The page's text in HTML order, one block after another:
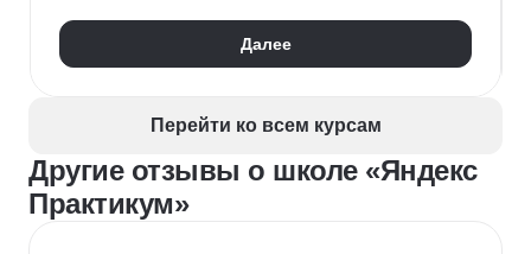
Далее
Перейти ко всем курсам
Другие отзывы о школе «Яндекс
Практикум»